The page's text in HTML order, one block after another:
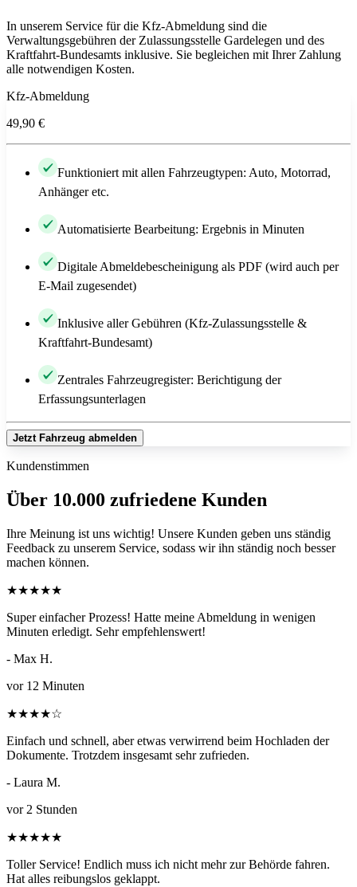
In unserem Service für die Kfz-Abmeldung sind die
Verwaltungsgebühren der Zulassungsstelle Gardelegen und des
Kraftfahrt-Bundesamts inklusive. Sie begleichen mit Ihrer Zahlung
alle notwendigen Kosten.
Kfz-Abmeldung
49,90 €
Funktioniert mit allen Fahrzeugtypen: Auto, Motorrad,
Anhänger etc.
Automatisierte Bearbeitung: Ergebnis in Minuten
Digitale Abmeldebescheinigung als PDF (wird auch per
E-Mail zugesendet)
Inklusive aller Gebühren (Kfz-Zulassungsstelle &
Kraftfahrt-Bundesamt)
Zentrales Fahrzeugregister: Berichtigung der
Erfassungsunterlagen
Jetzt Fahrzeug abmelden
Kundenstimmen
Über 10.000 zufriedene Kunden
Ihre Meinung ist uns wichtig! Unsere Kunden geben uns ständig
Feedback zu unserem Service, sodass wir ihn ständig noch besser
machen können.
★★★★★
Super einfacher Prozess! Hatte meine Abmeldung in wenigen
Minuten erledigt. Sehr empfehlenswert!
- Max H.
vor 12 Minuten
★★★★☆
Einfach und schnell, aber etwas verwirrend beim Hochladen der
Dokumente. Trotzdem insgesamt sehr zufrieden.
- Laura M.
vor 2 Stunden
★★★★★
Toller Service! Endlich muss ich nicht mehr zur Behörde fahren.
Hat alles reibungslos geklappt.